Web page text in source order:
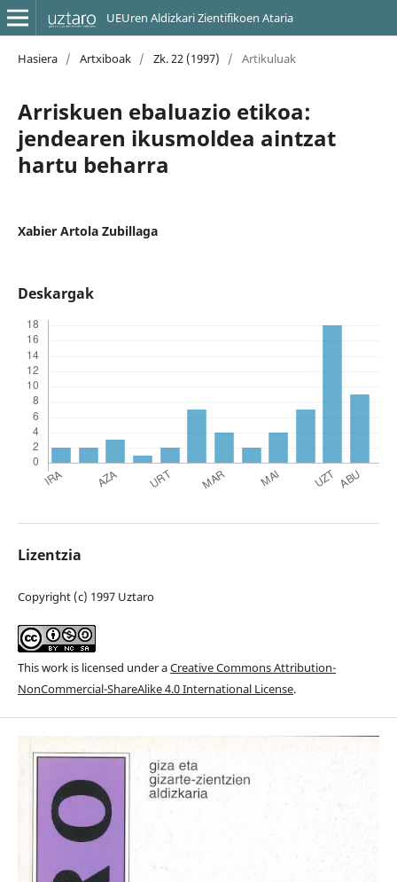
UEUren Aldizkari Zientifikoen Ataria
Hasiera / Artxiboak / Zk. 22 (1997) / Artikuluak
Arriskuen ebaluazio etikoa:
jendearen ikusmoldea aintzat
hartu beharra
Xabier Artola Zubillaga
Deskargak
Lizentzia
Copyright (c) 1997 Uztaro
This work is licensed under aCreative Commons Attribution-
NonCommercial-ShareAlike 4.0 International License.